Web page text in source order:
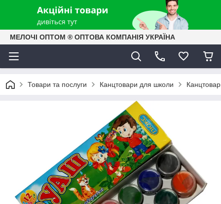
МЕЛОЧІ ОПТОМ ® ОПТОВА КОМПАНІЯ УКРАЇНА
Товари та послуги Канцтовари для школи